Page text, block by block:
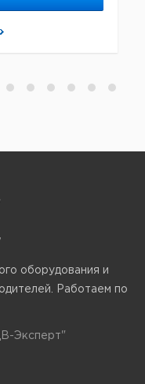
оборудования и
Работаем по
Эксперт"